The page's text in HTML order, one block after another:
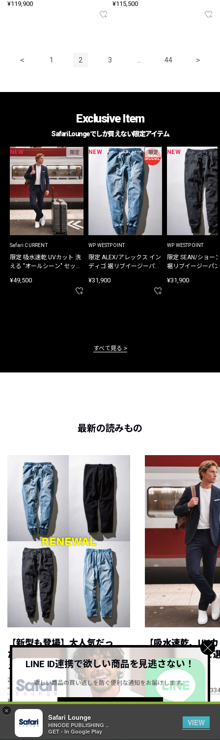
×
Safari Lounge
HINODE PUBLISHING ..
GET - In Google Play
VIEW
¥119,900 ¥115,500
< 1 2 3 44 >
Exclusive Item
Safari Loungeでしか買えない限定アイテム
NEW 限定
Safari CURRENT
限定 吸水速乾 UVカット 洗
える "オールシーン" セット
¥49,500
NEW 限定
WP WESTPOINT
限定 ALEX/アレックス イン
ディゴ 裾リブイージーパン
¥31,900
NEW
WP WESTPOINT
限定 SEAN/ショー
裾リブイージーパ
¥31,900
すべて見る
最新の読みもの
【新型も登場】大人気だっ
た”WP”イージーパンツがリニ
ューアル！
2026.08.08
NEW
“WP”のイージーパンツを徹底解説&コーデ
紹介
【吸水速乾、UV
るetc.】シーンを
セットアップ！
2026.08.07
NEW
RECOMMEND ITEM vol.334
すべて見る
LINE ID連携で欲しい商品を見逃さない！
欲しい商品の買い逃しを防ぐ便利な通知をお届けします。
詳しくはこちら ＞